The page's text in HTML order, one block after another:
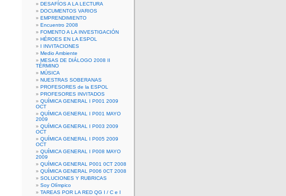
DESAFÍOS A LA LECTURA
DOCUMENTOS VARIOS
EMPRENDIMIENTO
Encuentro 2008
FOMENTO A LA INVESTIGACIÓN
HÉROES EN LA ESPOL
I INVITACIONES
Medio Ambiente
MESAS DE DIÁLOGO 2008 II
TÉRMINO
MÚSICA
NUESTRAS SOBERANAS
PROFESORES de la ESPOL
PROFESORES INVITADOS
QUÍMICA GENERAL I P001 2009
OCT
QUÍMICA GENERAL I P001 MAYO
2009
QUÍMICA GENERAL I P003 2009
OCT
QUÍMICA GENERAL I P005 2009
OCT
QUÍMICA GENERAL I P008 MAYO
2009
QUÍMICA GENERAL P001 0CT 2008
QUÍMICA GENERAL P006 0CT 2008
SOLUCIONES Y RUBRICAS
Soy Olímpico
TAREAS POR LA RED QG I / C e I